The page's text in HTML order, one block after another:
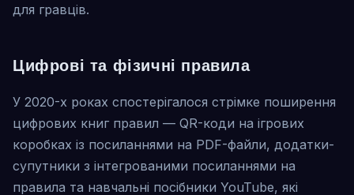
для гравців.
Цифрові та фізичні правила
У 2020-х роках спостерігалося стрімке поширення
цифрових книг правил — QR-коди на ігрових
коробках із посиланнями на PDF-файли, додатки-
супутники з інтегрованими посиланнями на
правила та навчальні посібники YouTube, які